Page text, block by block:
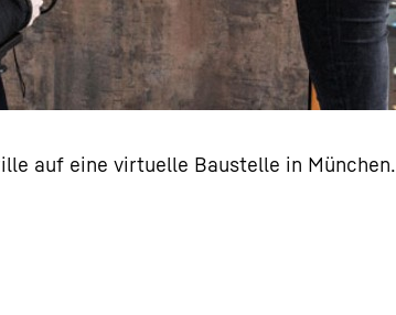
auf eine virtuelle Baustelle in München.